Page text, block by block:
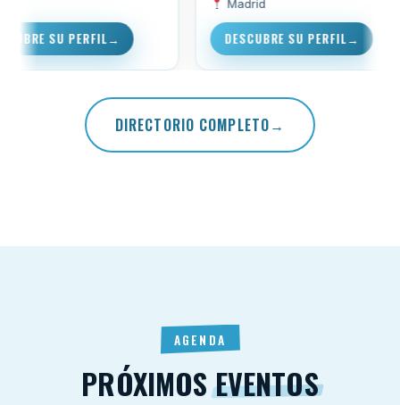
DESCUBRE SU PERFIL
DIRECTORIO COMPLETO
AGENDA
PRÓXIMOSEVENTOS